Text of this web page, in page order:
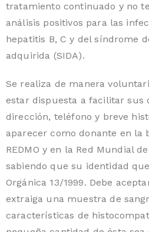
tratamiento continuado y no
análisis positivos para las
hepatitis B, C y del síndrome
adquirida (SIDA).
Se realiza de manera
estar dispuesta a facilitar sus
dirección, teléfono y breve
aparecer como donante en la
REDMO y en la Red Mundial
sabiendo que su identidad
Orgánica 13/1999. Debe
extraiga una muestra de
características de